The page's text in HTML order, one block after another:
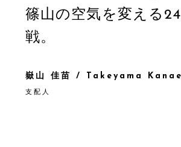
篠山の空気を変える
戦。
嶽山 佳苗 / Takeyama Kanae
支配人